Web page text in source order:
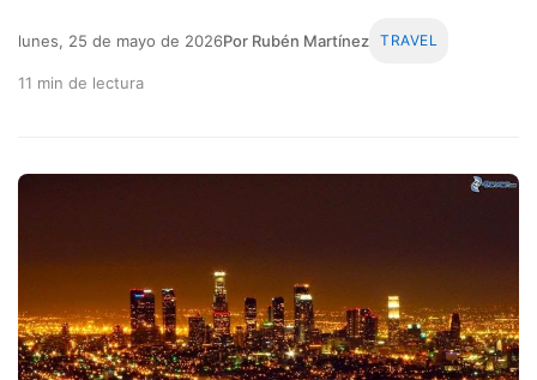
lunes, 25 de mayo de 2026Por Rubén Martínez TRAVEL
11 min de lectura